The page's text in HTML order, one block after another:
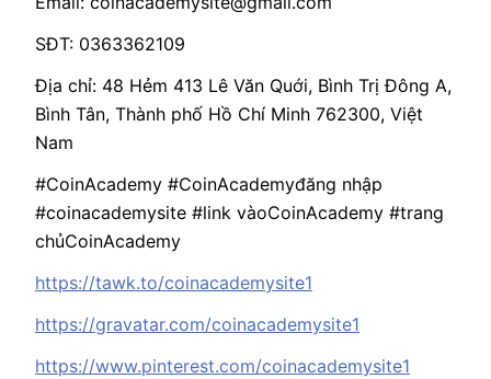
SĐT: 0363362109
Địa chỉ: 48 Hẻm 413 Lê Văn Quới, Bình Trị Đông A,
Bình Tân, Thành phố Hồ Chí Minh 762300, Việt
Nam
#CoinAcademy #CoinAcademyđăng nhập
#coinacademysite #link vàoCoinAcademy #trang
chủCoinAcademy
https://tawk.to/coinacademysite1
https://gravatar.com/coinacademysite1
https://www.pinterest.com/coinacademysite1